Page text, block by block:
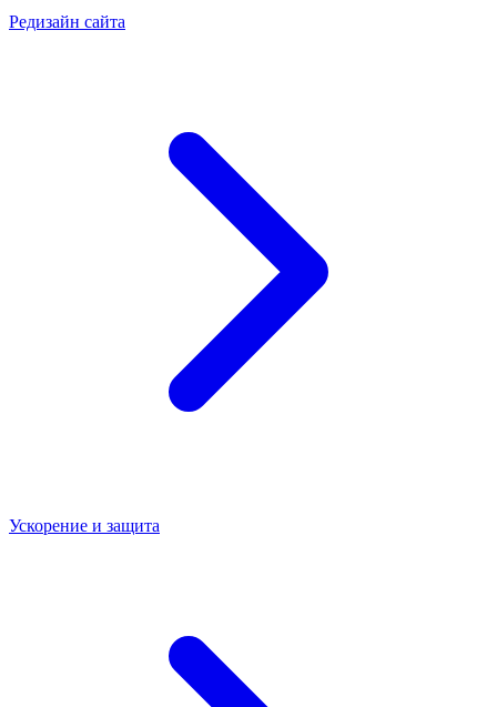
Редизайн сайта
Ускорение и защита